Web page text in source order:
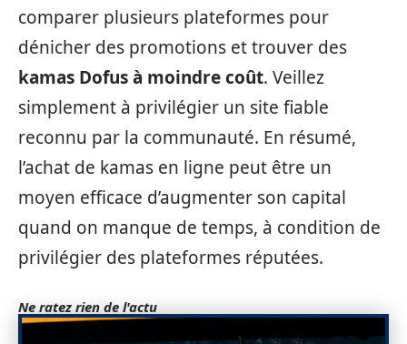
comparer plusieurs plateformes pour
dénicher des promotions et trouver des
kamas Dofus à moindre coût. Veillez
simplement à privilégier un site fiable
reconnu par la communauté. En résumé,
l’achat de kamas en ligne peut être un
moyen efficace d’augmenter son capital
quand on manque de temps, à condition de
privilégier des plateformes réputées.
Ne ratez rien de l'actu